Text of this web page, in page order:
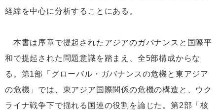
経緯を中心に分析することにある。
本書は序章で提起されたアジアのガバナンスと国際平
和で提起された問題意識を踏まえ、全5部構成からな
る。第1部「グローバル・ガバナンスの危機と東アジア
の危機」では、東アジア国際関係の危機の構造と、ウク
ライナ戦争下で揺れる国連の役割を論じた。第2部「核